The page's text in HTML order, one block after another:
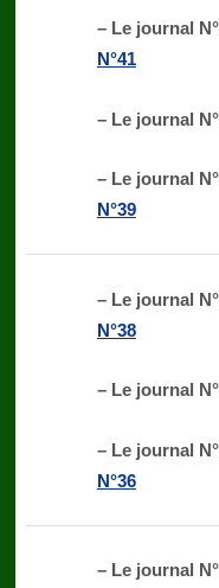
– Le journal
N°41
– Le journal
– Le journal
N°39
– Le journal
N°38
– Le journal
– Le journal
N°36
– Le journal